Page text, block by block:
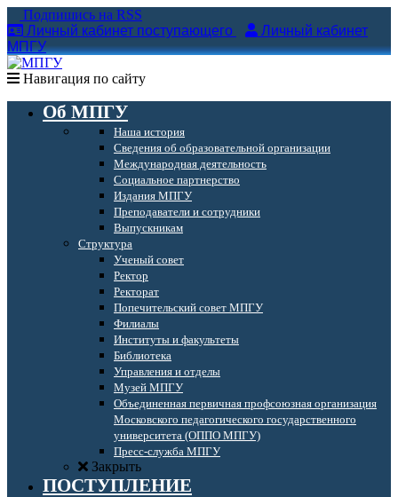
Подпишись на RSS
Личный кабинет поступающего
Личный кабинет
МПГУ
Навигация по сайту
Об МПГУ
Наша история
Сведения об образовательной организации
Международная деятельность
Социальное партнерство
Издания МПГУ
Преподаватели и сотрудники
Выпускникам
Структура
Ученый совет
Ректор
Ректорат
Попечительский совет МПГУ
Филиалы
Институты и факультеты
Библиотека
Управления и отделы
Музей МПГУ
Объединенная первичная профсоюзная организация
Московского педагогического государственного
университета (ОППО МПГУ)
Пресс-служба МПГУ
Закрыть
ПОСТУПЛЕНИЕ